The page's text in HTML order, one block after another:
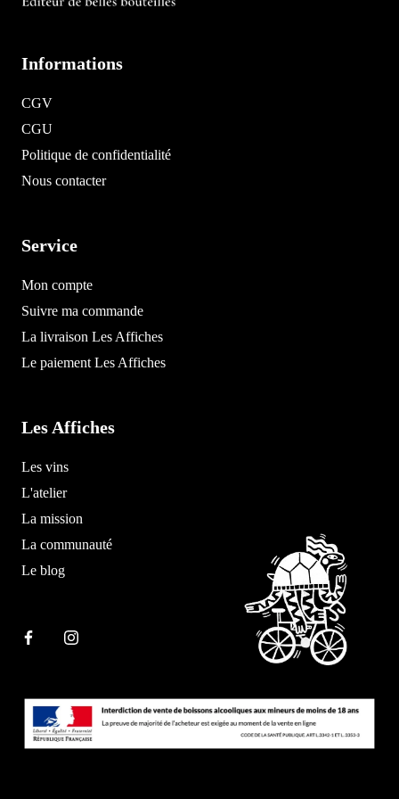
Informations
CGV
CGU
Politique de confidentialité
Nous contacter
Service
Mon compte
Suivre ma commande
La livraison Les Affiches
Le paiement Les Affiches
Les Affiches
Les vins
L'atelier
La mission
La communauté
Le blog